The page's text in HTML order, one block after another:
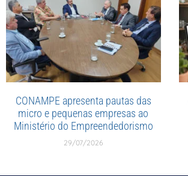
CONAMPE apresenta pautas das
micro e pequenas empresas ao
Ministério do Empreendedorismo
29/07/2026